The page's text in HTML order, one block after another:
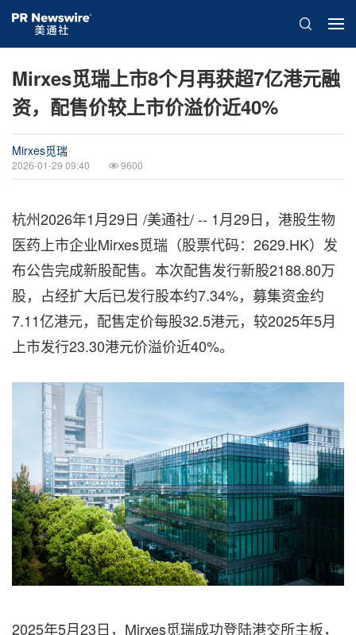
Mirxes觅瑞上市8个月再获超7亿港元融
资，配售价较上市价溢价近40%
Mirxes觅瑞
2026-01-29 09:40 9600
杭州2026年1月29日 /美通社/ -- 1月29日，港股生物
医药上市企业Mirxes觅瑞（股票代码：2629.HK）发
布公告完成新股配售。本次配售发行新股2188.80万
股，占经扩大后已发行股本约7.34%，募集资金约
7.11亿港元，配售定价每股32.5港元，较2025年5月
上市发行23.30港元价溢价近40%。
2025年5月23日，Mirxes觅瑞成功登陆港交所主板，